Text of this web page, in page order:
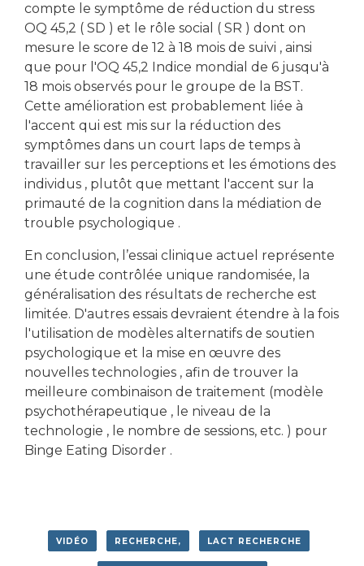
compte le symptôme de réduction du stress
OQ 45,2 ( SD ) et le rôle social ( SR ) dont on
mesure le score de 12 à 18 mois de suivi , ainsi
que pour l'OQ 45,2 Indice mondial de 6 jusqu'à
18 mois observés pour le groupe de la BST.
Cette amélioration est probablement liée à
l'accent qui est mis sur la réduction des
symptômes dans un court laps de temps à
travailler sur les perceptions et les émotions des
individus , plutôt que mettant l'accent sur la
primauté de la cognition dans la médiation de
trouble psychologique .
En conclusion, l’essai clinique actuel représente
une étude contrôlée unique randomisée, la
généralisation des résultats de recherche est
limitée. D'autres essais devraient étendre à la fois
l'utilisation de modèles alternatifs de soutien
psychologique et la mise en œuvre des
nouvelles technologies , afin de trouver la
meilleure combinaison de traitement (modèle
psychothérapeutique , le niveau de la
technologie , le nombre de sessions, etc. ) pour
Binge Eating Disorder .
VIDÉO RECHERCHE, LACT RECHERCHE